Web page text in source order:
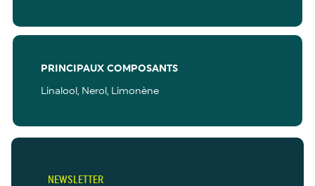
PRINCIPAUX COMPOSANTS
Linalool, Nerol, Limonène
NEWSLETTER